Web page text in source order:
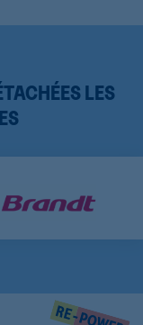
LES